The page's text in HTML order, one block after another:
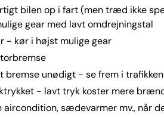
bilen op i fart (men træd ikke
gear med lavt omdrejningstal
- kør i højst mulige gear
bremse unødigt - se frem i trafikken
- lavt tryk koster mere
aircondition, sædevarmer mv., når